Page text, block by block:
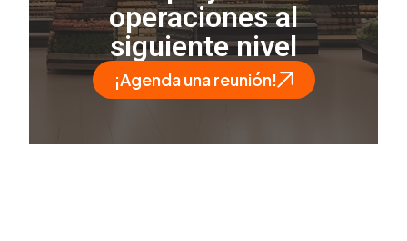
operaciones al
siguiente nivel
¡Agenda una reunión!